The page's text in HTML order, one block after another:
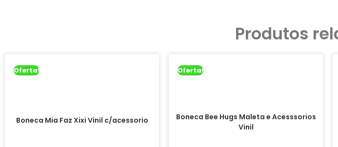
Produtos
Oferta!
Boneca Mia Faz Xixi Vinil c/acessorio
Oferta!
Boneca Bee Hugs Maleta e Acesssorios
Vinil